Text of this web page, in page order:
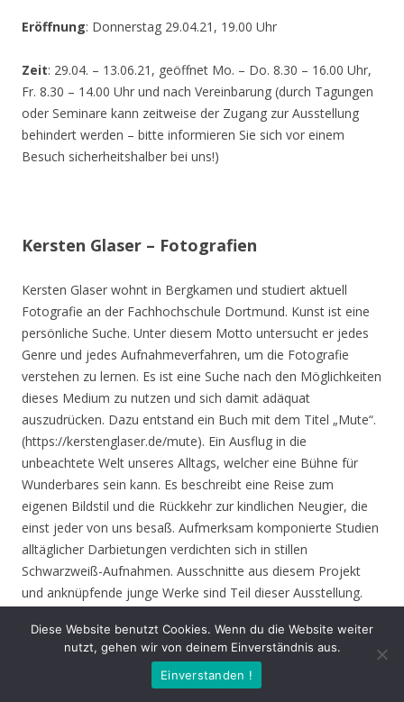
Eröffnung: Donnerstag 29.04.21, 19.00 Uhr
Zeit: 29.04. – 13.06.21, geöffnet Mo. – Do. 8.30 – 16.00 Uhr,
Fr. 8.30 – 14.00 Uhr und nach Vereinbarung (durch Tagungen
oder Seminare kann zeitweise der Zugang zur Ausstellung
behindert werden – bitte informieren Sie sich vor einem
Besuch sicherheitshalber bei uns!)
Kersten Glaser – Fotografien
Kersten Glaser wohnt in Bergkamen und studiert aktuell
Fotografie an der Fachhochschule Dortmund. Kunst ist eine
persönliche Suche. Unter diesem Motto untersucht er jedes
Genre und jedes Aufnahmeverfahren, um die Fotografie
verstehen zu lernen. Es ist eine Suche nach den Möglichkeiten
dieses Medium zu nutzen und sich damit adäquat
auszudrücken. Dazu entstand ein Buch mit dem Titel „Mute“.
(https://kerstenglaser.de/mute). Ein Ausflug in die
unbeachtete Welt unseres Alltags, welcher eine Bühne für
Wunderbares sein kann. Es beschreibt eine Reise zum
eigenen Bildstil und die Rückkehr zur kindlichen Neugier, die
einst jeder von uns besaß. Aufmerksam komponierte Studien
alltäglicher Darbietungen verdichten sich in stillen
Schwarzweiß-Aufnahmen. Ausschnitte aus diesem Projekt
und anknüpfende junge Werke sind Teil dieser Ausstellung.
Eröffnung: Donnerstag 17.06.21, 19.00 Uhr
: 17.06. – 01.08.21, geöffnet Mo. – Do. 8.30 – 16.00 Uhr,
Diese Website benutzt Cookies. Wenn du die Website weiter
nutzt, gehen wir von deinem Einverständnis aus.
Einverstanden !